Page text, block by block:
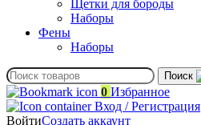
Щетки для бороды
Наборы
Фены
Наборы
Поиск
0 Избранное
Вход / Регистрация
ВойтиСоздать аккаунт